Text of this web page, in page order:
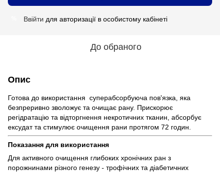
Ввійти для авторизації в особистому кабінеті
До обраного
Опис
Готова до використання суперабсорбуюча пов'язка, яка
безпреривно зволожує та очищає рану. Прискорює
регідратацію та відторгнення некротичних тканин, абсорбує
ексудат та стимулює очищення рани протягом 72 годин.
Показання для використання
Для активного очищення глибоких хронічних ран з
порожнинами різного генезу - трофічних та діабетичних